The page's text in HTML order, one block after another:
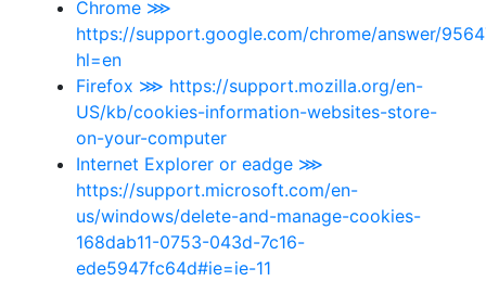
Chrome ⋙
https://support.google.com/chrome/answer/
hl=en
Firefox ⋙ https://support.mozilla.org/en-
US/kb/cookies-information-websites-store-
on-your-computer
Internet Explorer or eadge ⋙
https://support.microsoft.com/en-
us/windows/delete-and-manage-cookies-
168dab11-0753-043d-7c16-
ede5947fc64d#ie=ie-11